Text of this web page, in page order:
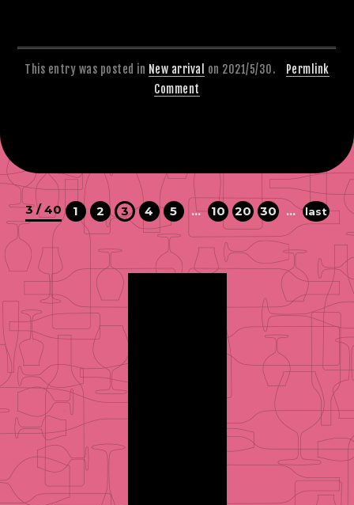
This entry was posted in New arrival on 2021/5/30.
Permlink
Comment
3 / 40 1 2 3 4 5 ... 10 20 30 ... last